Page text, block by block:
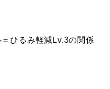
ひるみ軽減Lv.3の関係